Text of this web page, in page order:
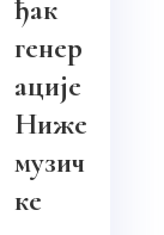
ђак
генер
ације
Ниже
музич
ке